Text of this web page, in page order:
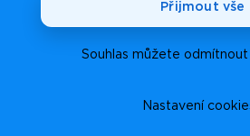
Nastavení
Souhlas můžete
Přijmout vše